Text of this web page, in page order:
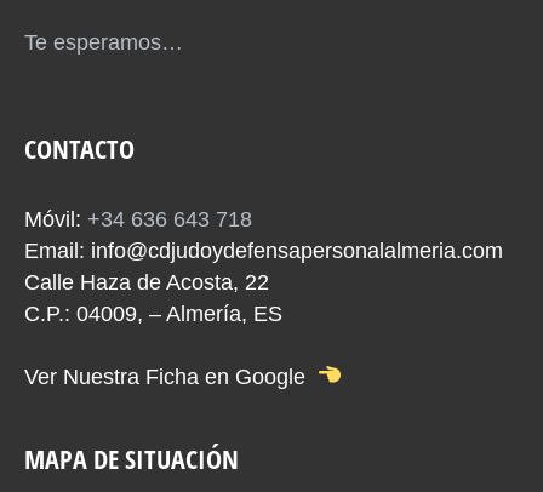
Te esperamos…
CONTACTO
Móvil: +34 636 643 718
Email: info@cdjudoydefensapersonalalmeria.com
Calle Haza de Acosta, 22
C.P.: 04009, – Almería, ES
Ver Nuestra Ficha en Google
MAPA DE SITUACIÓN